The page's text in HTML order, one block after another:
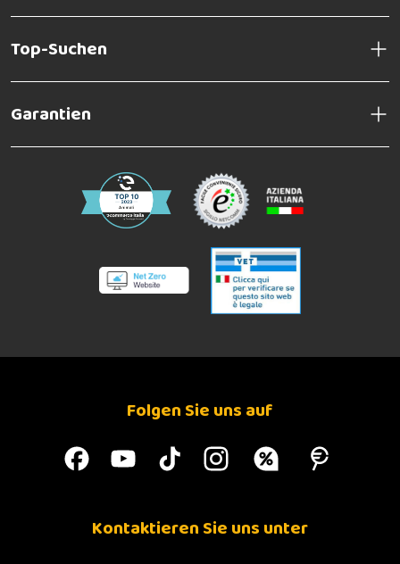
Top-Suchen
Garantien
Folgen Sie uns auf
Kontaktieren Sie uns unter